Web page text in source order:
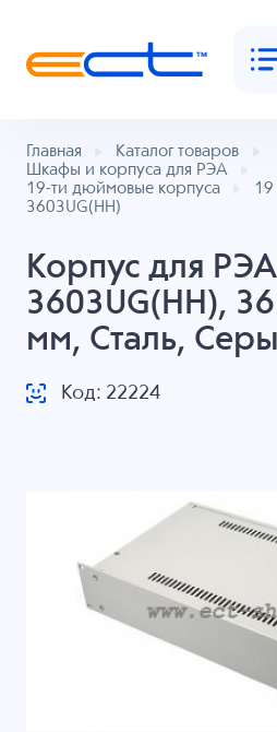
Главная
Каталог товаров
Шкафы и корпуса для РЭА
19-ти дюймовые корпуса
19
3603UG(НН)
Корпус для РЭА
3603UG(НН),
мм, Сталь,
Код: 22224